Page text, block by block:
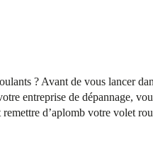
? Avant de vous lancer
entreprise de dépannage,
d’aplomb votre volet